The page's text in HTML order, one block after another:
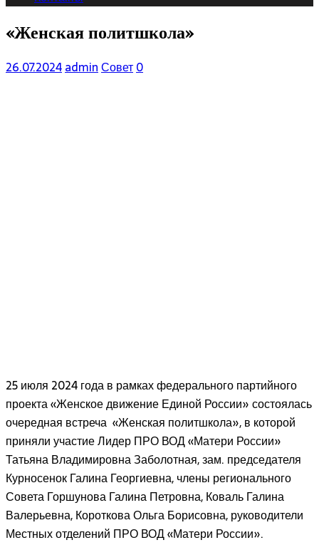
«Женская политшкола»
26.07.2024adminСовет0
25 июля 2024 года в рамках федерального партийного
проекта «Женское движение Единой России» состоялась
очередная встреча «Женская политшкола», в которой
приняли участие Лидер ПРО ВОД «Матери России»
Татьяна Владимировна Заболотная, зам. председателя
Курносенок Галина Георгиевна, члены регионального
Совета Горшунова Галина Петровна, Коваль Галина
Валерьевна, Короткова Ольга Борисовна, руководители
Местных отделений ПРО ВОД «Матери России».